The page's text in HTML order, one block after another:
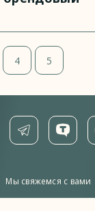
4 5
Мы свяжемся с вами